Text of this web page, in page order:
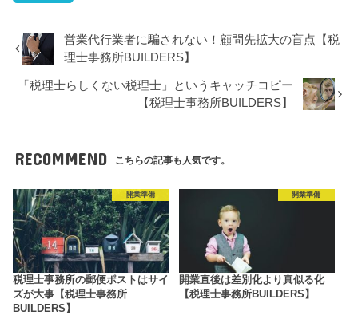
営業代行業者に騙されない！顧問先拡大の盲点【税
理士事務所BUILDERS】
「税理士らしくない税理士」というキャッチコピー
【税理士事務所BUILDERS】
RECOMMEND こちらの記事も人気です。
開業準備
税理士事務所の郵便ポストはサイ
ズが大事【税理士事務所
BUILDERS】
開業準備
開業直後は差別化より真似る化
【税理士事務所BUILDERS】